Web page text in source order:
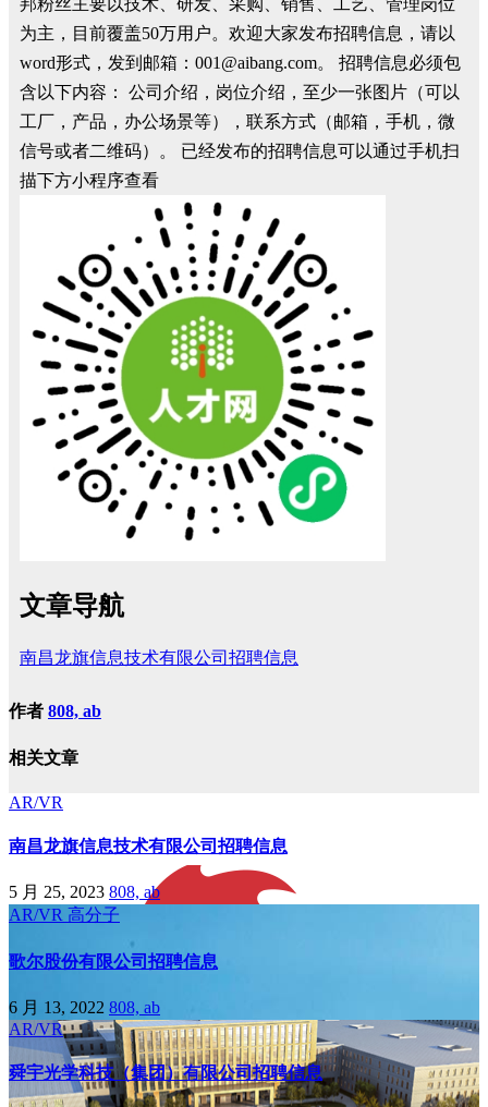
邦粉丝主要以技术、研发、采购、销售、工艺、管理岗位
为主，目前覆盖50万用户。欢迎大家发布招聘信息，请以
word形式，发到邮箱：001@aibang.com。 招聘信息必须包
含以下内容： 公司介绍，岗位介绍，至少一张图片（可以
工厂，产品，办公场景等），联系方式（邮箱，手机，微
信号或者二维码）。 已经发布的招聘信息可以通过手机扫
描下方小程序查看
文章导航
南昌龙旗信息技术有限公司招聘信息
作者 808, ab
相关文章
AR/VR
南昌龙旗信息技术有限公司招聘信息
5 月 25, 2023 808, ab
AR/VR 高分子
歌尔股份有限公司招聘信息
6 月 13, 2022 808, ab
AR/VR
舜宇光学科技（集团）有限公司招聘信息